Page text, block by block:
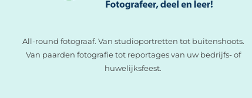
All-round fotograaf. Van studioportretten tot buitenshoots.
Van paarden fotografie tot reportages van uw bedrijfs- of
huwelijksfeest.